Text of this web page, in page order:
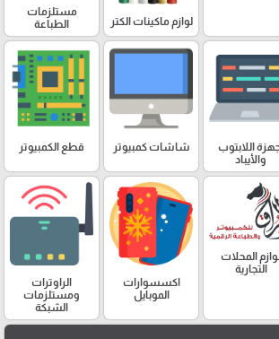
لوازم ماكينات الكتر
مستلزمات
الطباعة
اللابتوب
والأيباد
شاشات كمبيوتر قطع الكمبيوتر
المحلات
التجارية
اكسسوارات
الموبايل
الراوترات
ومستلزمات
الشبكة